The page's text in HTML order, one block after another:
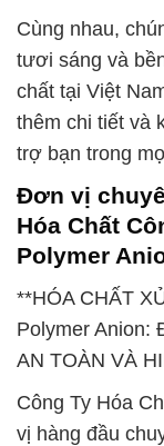
Cùng nhau,
tươi sáng và
chất tại Việt
thêm chi tiết và
trợ bạn trong
Đơn vị
Hóa Chất
Polymer
**HÓA CHẤT
Polymer Anion:
AN TOÀN VÀ
Công Ty Hóa
vị hàng đầu